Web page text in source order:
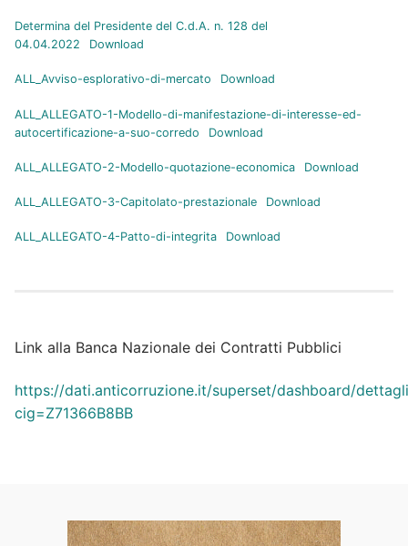
Determina del Presidente del C.d.A. n. 128 del
04.04.2022
Download
ALL_Avviso-esplorativo-di-mercato Download
ALL_ALLEGATO-1-Modello-di-manifestazione-di-interesse-ed-
autocertificazione-a-suo-corredo
Download
ALL_ALLEGATO-2-Modello-quotazione-economica Download
ALL_ALLEGATO-3-Capitolato-prestazionale Download
ALL_ALLEGATO-4-Patto-di-integrita Download
Link alla Banca Nazionale dei Contratti Pubblici
https://dati.anticorruzione.it/superset/dashboard/
cig=Z71366B8BB